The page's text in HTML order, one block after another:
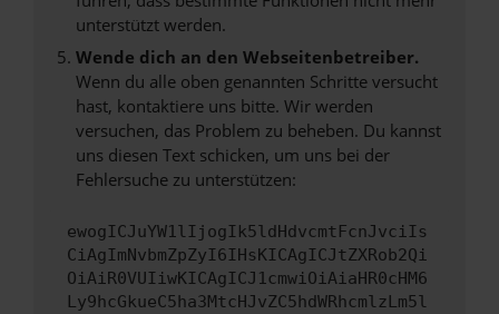
unterstützt werden.
Wende dich an den Webseitenbetreiber.
Wenn du alle oben genannten Schritte versucht
hast, kontaktiere uns bitte. Wir werden
versuchen, das Problem zu beheben. Du kannst
uns diesen Text schicken, um uns bei der
Fehlersuche zu unterstützen:
ewogICJuYW1lIjogIk5ldHdvcmtFcnJvciIs
CiAgImNvbmZpZyI6IHsKICAgICJtZXRob2Qi
OiAiR0VUIiwKICAgICJ1cmwiOiAiaHR0cHM6
Ly9hcGkueC5ha3MtcHJvZC5hdWRhcmlzLm5l